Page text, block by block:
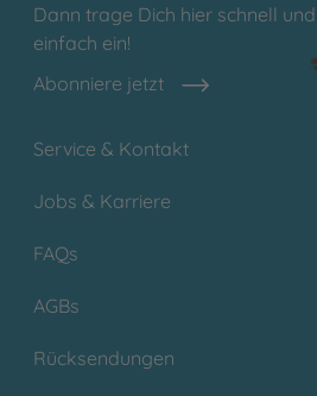
Dann trage Dich hier schnell und
einfach ein!
Abonniere jetzt
Service & Kontakt
Jobs & Karriere
FAQs
AGBs
Rücksendungen